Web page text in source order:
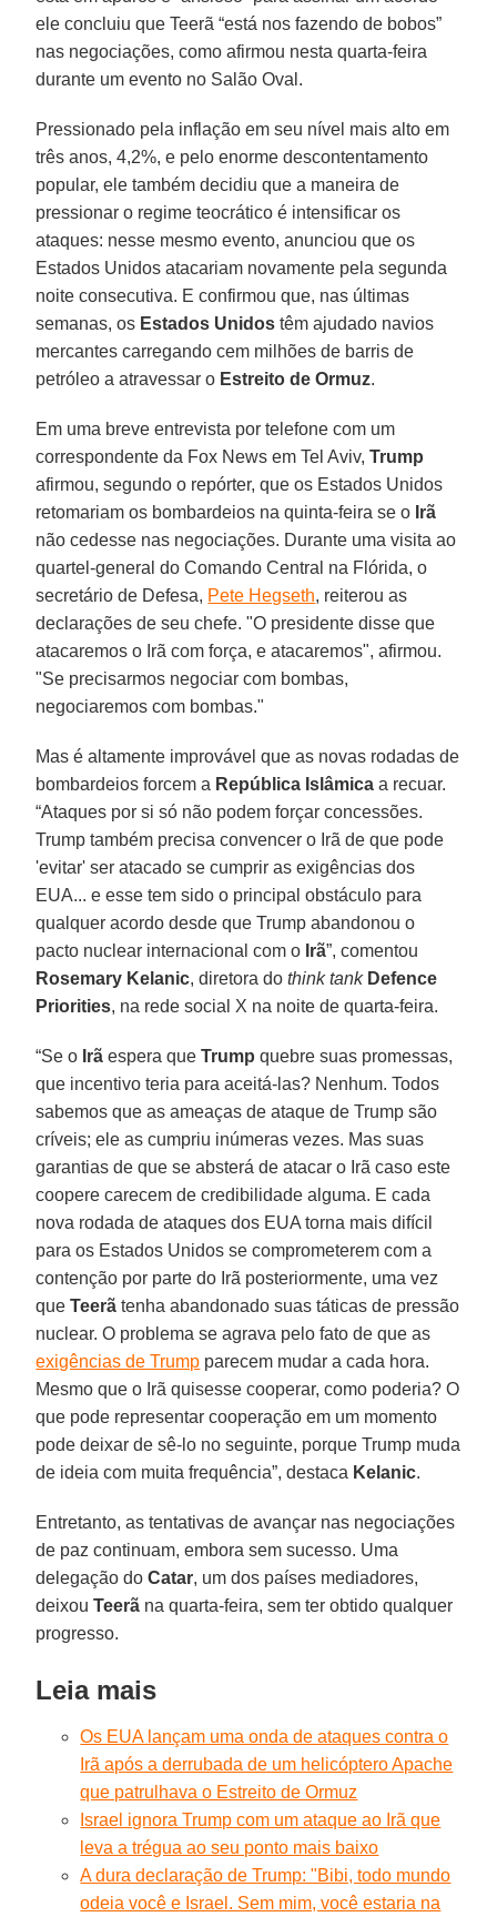
ele concluiu que Teerã “está nos fazendo de bobos”
nas negociações, como afirmou nesta quarta-feira
durante um evento no Salão Oval.
Pressionado pela inflação em seu nível mais alto em
três anos, 4,2%, e pelo enorme descontentamento
popular, ele também decidiu que a maneira de
pressionar o regime teocrático é intensificar os
ataques: nesse mesmo evento, anunciou que os
Estados Unidos atacariam novamente pela segunda
noite consecutiva. E confirmou que, nas últimas
semanas, os Estados Unidos têm ajudado navios
mercantes carregando cem milhões de barris de
petróleo a atravessar o Estreito de Ormuz.
Em uma breve entrevista por telefone com um
correspondente da Fox News em Tel Aviv,Trump
afirmou, segundo o repórter, que os Estados Unidos
retomariam os bombardeios na quinta-feira se o Irã
não cedesse nas negociações. Durante uma visita ao
quartel-general do Comando Central na Flórida, o
secretário de Defesa, Pete Hegseth, reiterou as
declarações de seu chefe. "O presidente disse que
atacaremos o Irã com força, e atacaremos", afirmou.
"Se precisarmos negociar com bombas,
negociaremos com bombas."
Mas é altamente improvável que as novas rodadas de
bombardeios forcem a República Islâmica a recuar.
“Ataques por si só não podem forçar concessões.
Trump também precisa convencer o Irã de que pode
'evitar' ser atacado se cumprir as exigências dos
EUA... e esse tem sido o principal obstáculo para
qualquer acordo desde que Trump abandonou o
pacto nuclear internacional com o Irã”, comentou
Rosemary Kelanic, diretora dothink tankDefence
Priorities, na rede social X na noite de quarta-feira.
“Se o Irã espera queTrump quebre suas promessas,
que incentivo teria para aceitá-las? Nenhum. Todos
sabemos que as ameaças de ataque de Trump são
críveis; ele as cumpriu inúmeras vezes. Mas suas
garantias de que se absterá de atacar o Irã caso este
coopere carecem de credibilidade alguma. E cada
nova rodada de ataques dos EUA torna mais difícil
para os Estados Unidos se comprometerem com a
contenção por parte do Irã posteriormente, uma vez
queTeerã tenha abandonado suas táticas de pressão
nuclear. O problema se agrava pelo fato de que as
exigências de Trump parecem mudar a cada hora.
Mesmo que o Irã quisesse cooperar, como poderia? O
que pode representar cooperação em um momento
pode deixar de sê-lo no seguinte, porque Trump muda
de ideia com muita frequência”, destaca Kelanic.
Entretanto, as tentativas de avançar nas negociações
de paz continuam, embora sem sucesso. Uma
delegação doCatar, um dos países mediadores,
deixouTeerã na quarta-feira, sem ter obtido qualquer
progresso.
Leia mais
Os EUA lançam uma onda de ataques contra o
Irã após a derrubada de um helicóptero Apache
que patrulhava o Estreito de Ormuz
Israel ignora Trump com um ataque ao Irã que
leva a trégua ao seu ponto mais baixo
A dura declaração de Trump: "Bibi, todo mundo
odeia você e Israel. Sem mim, você estaria na